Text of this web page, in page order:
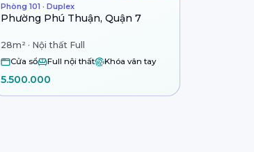
Phòng 101 · Duplex
Phường Phú Thuận, Quận 7
28m² · Nội thất Full
Cửa sổ Full nội thất Khóa vân tay
5.500.000